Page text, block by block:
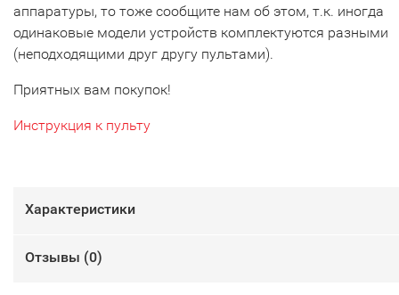
аппаратуры, то тоже сообщите нам об этом, т.к. иногда
одинаковые модели устройств комплектуются разными
(неподходящими друг другу пультами).
Приятных вам покупок!
Инструкция к пульту
Характеристики
Отзывы (0)